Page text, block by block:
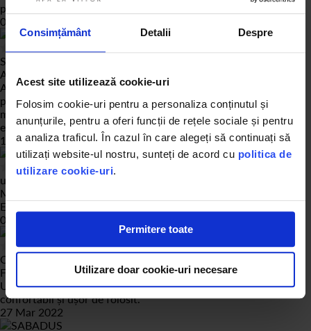
Consimțământ Detalii Despre
Acest site utilizează cookie-uri
Folosim cookie-uri pentru a personaliza conținutul și
anunțurile, pentru a oferi funcții de rețele sociale și pentru
a analiza traficul. În cazul în care alegeți să continuați să
utilizați website-ul nostru, sunteți de acord cu politica de
utilizare cookie-uri.
Permitere toate
Utilizare doar cookie-uri necesare
pe astea de la prima comanda ?
07 Jun 2022
Simona Seiman
Achiziție verificată
Achiziție verificată
ph
ma intereseaza acest kit, dar vroiam sa va intreb ce ph are apa.
eu o sa il masor si acasa, dar vroiam sa stiu intai. multumesc
11 May 2022
ursachi sebastian
Merita si 10 stele
Este un super bun kit pentur acasa si birou recomand !!!
08 Apr 2022
100% of100
Cristina
Foarte mulțumită de serviciu
Un mare mulțumesc pentru acest serviciu, convenabil,
confortabil și ușor de folosit.
27 Mar 2022